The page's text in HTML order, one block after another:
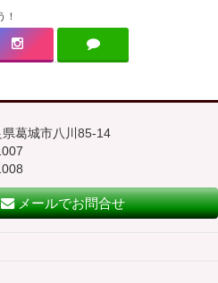
！
葛城市八川85-14
メールでお問合せ